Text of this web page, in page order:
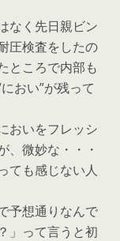
なく先日親ビン
圧検査をしたの
ところで内部も
おい”が残って
おいをフレッシ
、微妙な・・・
ても感じない人
予想通りなんで
」って言うと初